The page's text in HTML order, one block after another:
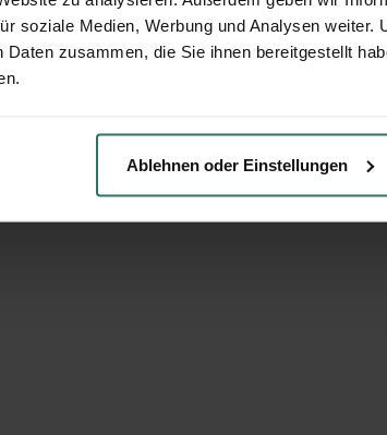
soziale Medien, Werbung und Analysen weiter.
Daten zusammen, die Sie ihnen bereitgestellt
Ablehnen oder Einstellungen